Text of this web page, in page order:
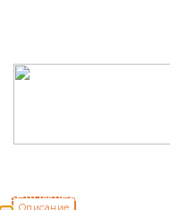
Описание
уведомление